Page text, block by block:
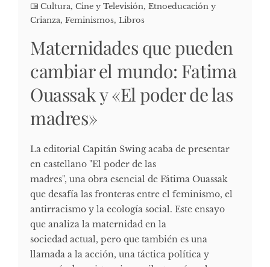
Cultura, Cine y Televisión, Etnoeducación y
Crianza, Feminismos, Libros
Maternidades que pueden
cambiar el mundo: Fatima
Ouassak y «El poder de las
madres»
La editorial Capitán Swing acaba de presentar
en castellano "El poder de las
madres", una obra esencial de Fátima Ouassak
que desafía las fronteras entre el feminismo, el
antirracismo y la ecología social. Este ensayo
que analiza la maternidad en la
sociedad actual, pero que también es una
llamada a la acción, una táctica política y